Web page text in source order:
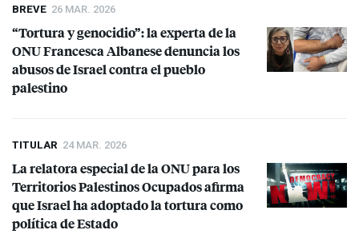
BREVE 26 MAR. 2026
“Tortura y genocidio”: la experta de la
ONUFrancesca Albanese denuncia los
abusos de Israel contra el pueblo
palestino
TITULAR 24 MAR. 2026
La relatora especial de laONUpara los
Territorios Palestinos Ocupados afirma
que Israel ha adoptado la tortura como
política de Estado